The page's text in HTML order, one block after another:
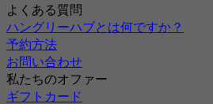
よくある質問
ハングリーハブとは何ですか？
予約方法
お問い合わせ
私たちのオファー
ギフトカード